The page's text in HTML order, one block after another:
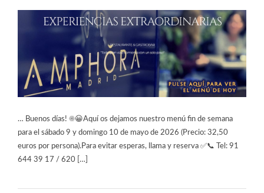
… Buenos días! ☀️😀Aquí os dejamos nuestro menú fin de semana
para el sábado 9 y domingo 10 de mayo de 2026 (Precio: 32,50
euros por persona).Para evitar esperas, llama y reserva ✅📞 Tel: 91
644 39 17 / 620 […]